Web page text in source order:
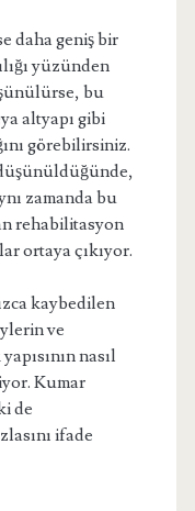
daha geniş bir
yüzünden
bu
altyapı gibi
görebilirsiniz.
zamanda bu
rehabilitasyon
ortaya çıkıyor.
kaybedilen
ve
nasıl
Kumar
de
ifade